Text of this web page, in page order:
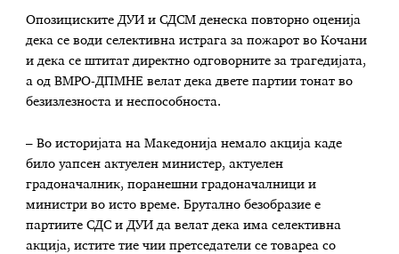
Опозициските ДУИ и СДСМ денеска повторно оценија
дека се води селективна истрага за пожарот во Кочани
и дека се штитат директно одговорните за трагедијата,
а од ВМРО-ДПМНЕ велат дека двете партии тонат во
безизлезноста и неспособноста.
– Во историјата на Македонија немало акција каде
било уапсен актуелен министер, актуелен
градоначалник, поранешни градоначалници и
министри во исто време. Брутално безобразие е
партиите СДС и ДУИ да велат дека има селективна
акција, истите тие чии претседатели се товареа со